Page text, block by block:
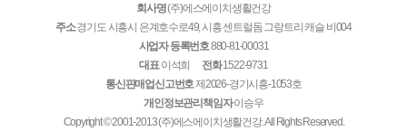
회사명(주)에스에이치생활건강
주소경기도 시흥시 은계호수로49, 시흥 센트럴돔 그랑트리 캐슬 비004
사업자 등록번호880-81-00031
대표 이석희 전화1522-9731
통신판매업신고번호제2026-경기시흥-1053호
개인정보관리책임자이승우
Copyright © 2001-2013 (주)에스에이치생활건강. All Rights Reserved.